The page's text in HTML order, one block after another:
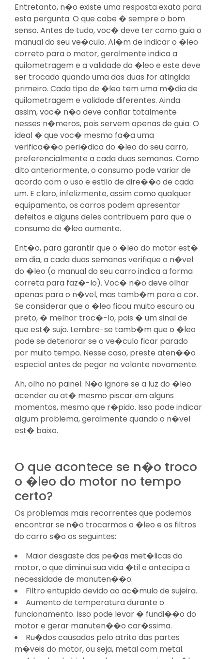
Entretanto, n�o existe uma resposta exata para
esta pergunta. O que cabe � sempre o bom
senso. Antes de tudo, voc� deve ter como guia o
manual do seu ve�culo. Al�m de indicar o �leo
correto para o motor, geralmente indica a
quilometragem e a validade do �leo e este deve
ser trocado quando uma das duas for atingida
primeiro. Cada tipo de �leo tem uma m�dia de
quilometragem e validade diferentes. Ainda
assim, voc� n�o deve confiar totalmente
nesses n�meros, pois servem apenas de guia. O
ideal � que voc� mesmo fa�a uma
verifica��o peri�dica do �leo do seu carro,
preferencialmente a cada duas semanas. Como
dito anteriormente, o consumo pode variar de
acordo com o uso e estilo de dire��o de cada
um. E claro, infelizmente, assim como qualquer
equipamento, os carros podem apresentar
defeitos e alguns deles contribuem para que o
consumo de �leo aumente.
Ent�o, para garantir que o �leo do motor est�
em dia, a cada duas semanas verifique o n�vel
do �leo (o manual do seu carro indica a forma
correta para faz�-lo). Voc� n�o deve olhar
apenas para o n�vel, mas tamb�m para a cor.
Se considerar que o �leo ficou muito escuro ou
preto, � melhor troc�-lo, pois � um sinal de
que est� sujo. Lembre-se tamb�m que o �leo
pode se deteriorar se o ve�culo ficar parado
por muito tempo. Nesse caso, preste aten��o
especial antes de pegar no volante novamente.
Ah, olho no painel. N�o ignore se a luz do �leo
acender ou at� mesmo piscar em alguns
momentos, mesmo que r�pido. Isso pode indicar
algum problema, geralmente quando o n�vel
est� baixo.
O que acontece se n�o troco
o �leo do motor no tempo
certo?
Os problemas mais recorrentes que podemos
encontrar se n�o trocarmos o �leo e os filtros
do carro s�o os seguintes:
Maior desgaste das pe�as met�licas do
motor, o que diminui sua vida �til e antecipa a
necessidade de manuten��o.
Filtro entupido devido ao ac�mulo de sujeira.
Aumento de temperatura durante o
funcionamento. Isso pode levar � fundi��o do
motor e gerar manuten��o car�ssima.
Ru�dos causados pelo atrito das partes
m�veis do motor, ou seja, metal com metal.